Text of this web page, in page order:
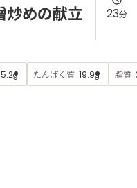
炒めの献立 23分
5.2g たんぱく質 19.9g 脂質